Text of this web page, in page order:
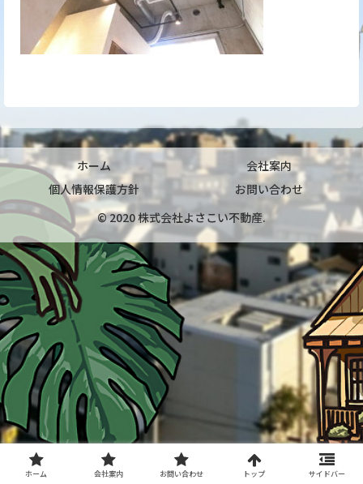
ホーム
会社案内
個人情報保護方針
お問い合わせ
© 2020 株式会社よさこい不動産.
ホーム 会社案内 お問い合わせ トップ サイドバー